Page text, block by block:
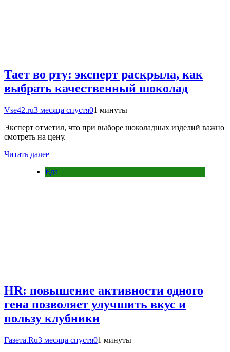
Тает во рту: эксперт раскрыла, как
выбрать качественный шоколад
Vse42.ru3 месяца спустя01 минуты
Эксперт отметил, что при выборе шоколадных изделий важно
смотреть на цену.
Читать далее
Еда
HR: повышение активности одного
гена позволяет улучшить вкус и
пользу клубники
Газета.Ru3 месяца спустя01 минуты